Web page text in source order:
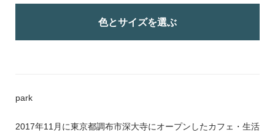
色とサイズを選ぶ
park
2017年11月に東京都調布市深大寺にオープンしたカフェ・生活